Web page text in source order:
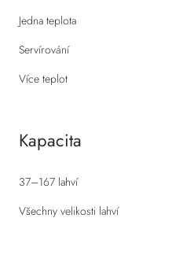
Jedna teplota
Servírování
Více teplot
Kapacita
37–167 lahví
Všechny velikosti lahví